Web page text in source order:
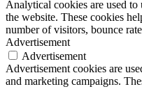
Analytical cookies are used
the website. These cookies
number of visitors, bounce
Advertisement
Advertisement
Advertisement cookies are
and marketing campaigns.